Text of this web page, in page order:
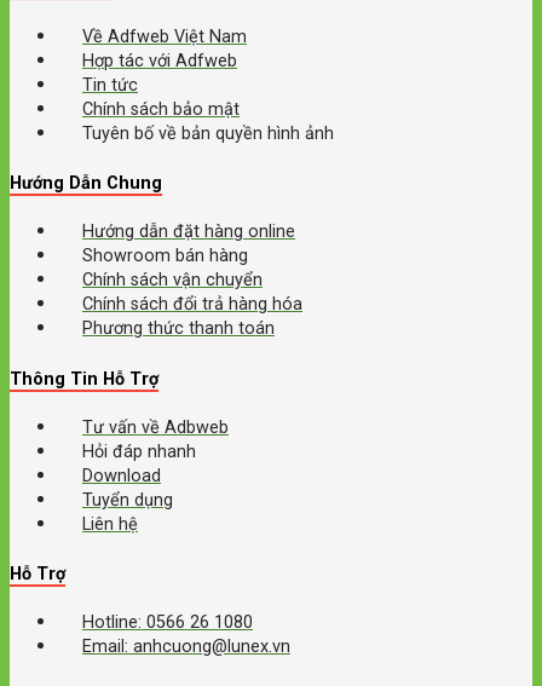
Về Adfweb Việt Nam
Hợp tác với Adfweb
Tin tức
Chính sách bảo mật
Tuyên bố về bản quyền hình ảnh
Hướng Dẫn Chung
Hướng dẫn đặt hàng online
Showroom bán hàng
Chính sách vận chuyển
Chính sách đổi trả hàng hóa
Phương thức thanh toán
Thông Tin Hỗ Trợ
Tư vấn về Adbweb
Hỏi đáp nhanh
Download
Tuyển dụng
Liên hệ
Hỗ Trợ
Hotline: 0566 26 1080
Email: anhcuong@lunex.vn